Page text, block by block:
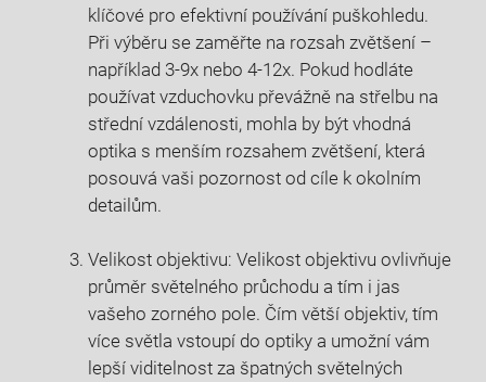
klíčové pro efektivní používání puškohledu.
Při výběru se zaměřte na rozsah zvětšení –
například 3-9x nebo 4-12x. Pokud hodláte
používat vzduchovku převážně na střelbu na
střední vzdálenosti, mohla by být vhodná
optika s menším rozsahem zvětšení, která
posouvá vaši pozornost od cíle k okolním
detailům.
Velikost objektivu: Velikost objektivu ovlivňuje
průměr světelného průchodu a tím i jas
vašeho zorného pole. Čím větší objektiv, tím
více světla vstoupí do optiky a umožní vám
lepší viditelnost za špatných světelných